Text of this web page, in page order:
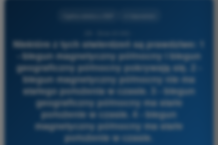
Niektóre z tych stwierdzeń są prawdziwe: 1
- biegun magnetyczny północny i biegun
geograficzny północny pokrywają się. 2 -
biegun magnetyczny północny nie ma
stałego położenia w czasie. 3 - biegun
geograficzny północny ma stałe
położenie w czasie. 4 - biegun
magnetyczny północny ma stałe
położenie w czasie.